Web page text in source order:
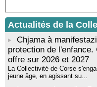
Actualités de la
Chjama à
protection de l'enfance.
offre sur 2026 et 2027
La Collectivité de Corse
jeune âge, en agissant su...